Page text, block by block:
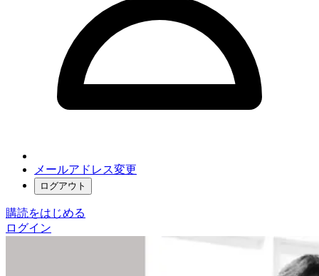
メールアドレス変更
ログアウト
購読をはじめる
ログイン